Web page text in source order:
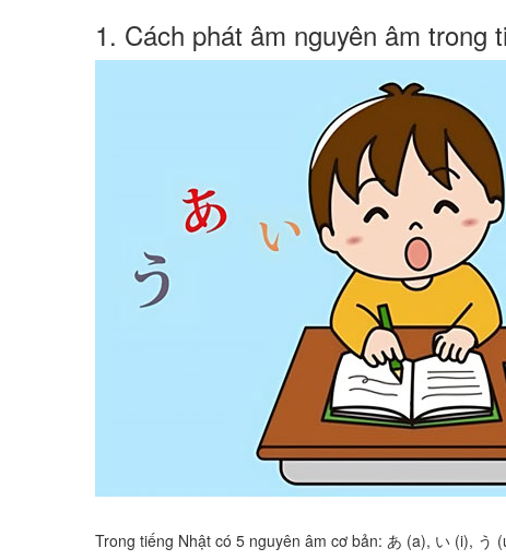
1. Cách phát âm nguyên âm trong
Trong tiếng Nhật có 5 nguyên âm cơ bản: あ (a), い (i), う